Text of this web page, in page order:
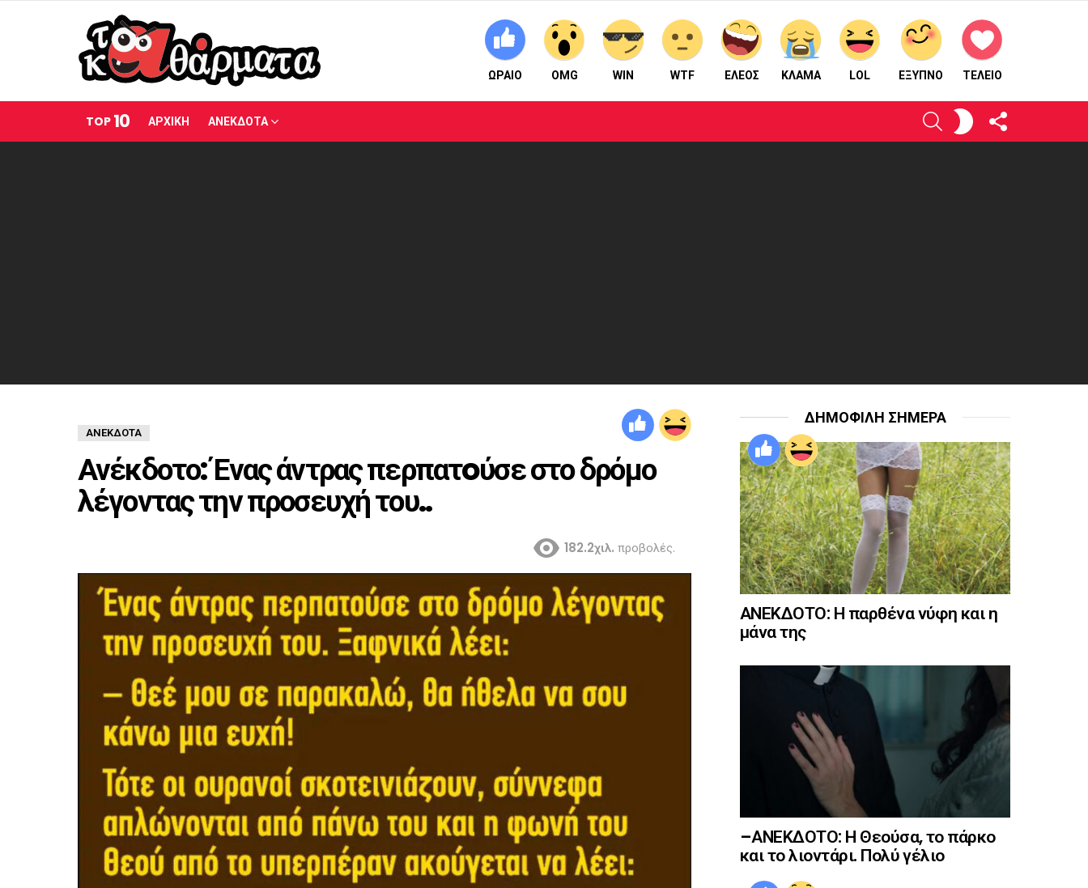
ΩΡΑΙΟ OMG WIN WTF ΕΛΕΟΣ ΚΛΑΜΑ LOL ΈΞΥΠΝΟ ΤΕΛΕΙΟ
TOP 10 ΑΡΧΙΚΗ ΑΝΕΚΔΟΤΑ
ΑΝΑΖΉΤΗΣΗΕΝΕΡΓΟΠΟΙΉΣΤΕ
ΤΟ
ΔΈΡΜΑ
ΑΝΈΚΔΟΤΑ
Ανέκδοτο: Ένας άντρας περπατoύσε στο δρόμο
λέγοντας την προσευχή του..
182.2χιλ. προβολές.
ΔΗΜΟΦΙΛΗ ΣΗΜΕΡΑ
ΑΝΕΚΔΟΤΟ: Η παρθένα νύφη και η
μάνα της
–ΑΝΕΚΔΟΤΟ: Η Θεούσα, το πάρκο
και το λιοντάρι. Πολύ γέλιο